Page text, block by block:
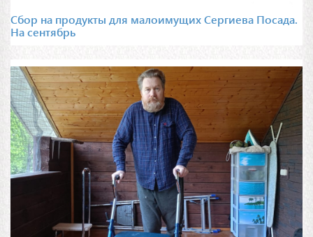
Сбор на продукты для малоимущих Сергиева Посада.
На сентябрь